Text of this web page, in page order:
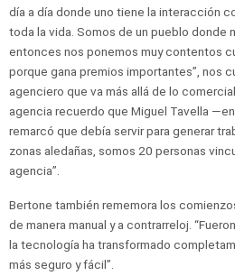
día a día donde uno tiene la interacción
toda la vida. Somos de un pueblo donde
entonces nos ponemos muy contentos
porque gana premios importantes”, nos
agenciero que va más allá de lo
agencia recuerdo que Miguel Tavella
remarcó que debía servir para generar
zonas aledañas, somos 20 personas
agencia”.
Bertone también rememora los
de manera manual y a contrarreloj.
la tecnología ha transformado
más seguro y fácil”.